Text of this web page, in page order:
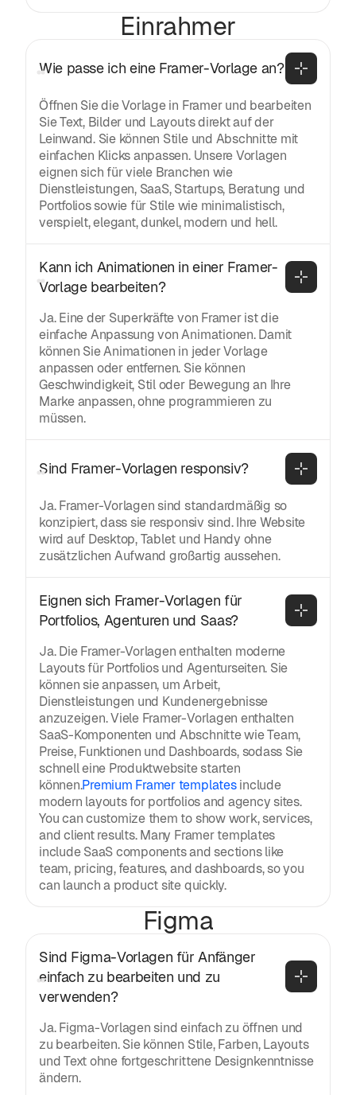
Einrahmer
Wie passe ich eine Framer-Vorlage an?
Öffnen Sie die Vorlage in Framer und bearbeiten
Sie Text, Bilder und Layouts direkt auf der
Leinwand. Sie können Stile und Abschnitte mit
einfachen Klicks anpassen. Unsere Vorlagen
eignen sich für viele Branchen wie
Dienstleistungen, SaaS, Startups, Beratung und
Portfolios sowie für Stile wie minimalistisch,
verspielt, elegant, dunkel, modern und hell.
Kann ich Animationen in einer Framer-
Vorlage bearbeiten?
Ja. Eine der Superkräfte von Framer ist die
einfache Anpassung von Animationen. Damit
können Sie Animationen in jeder Vorlage
anpassen oder entfernen. Sie können
Geschwindigkeit, Stil oder Bewegung an Ihre
Marke anpassen, ohne programmieren zu
müssen.
Sind Framer-Vorlagen responsiv?
Ja. Framer-Vorlagen sind standardmäßig so
konzipiert, dass sie responsiv sind. Ihre Website
wird auf Desktop, Tablet und Handy ohne
zusätzlichen Aufwand großartig aussehen.
Eignen sich Framer-Vorlagen für
Portfolios, Agenturen und Saas?
Ja. Die Framer-Vorlagen enthalten moderne
Layouts für Portfolios und Agenturseiten. Sie
können sie anpassen, um Arbeit,
Dienstleistungen und Kundenergebnisse
anzuzeigen. Viele Framer-Vorlagen enthalten
SaaS-Komponenten und Abschnitte wie Team,
Preise, Funktionen und Dashboards, sodass Sie
schnell eine Produktwebsite starten
können.Premium Framer templatesinclude
modern layouts for portfolios and agency sites.
You can customize them to show work, services,
and client results. Many Framer templates
include SaaS components and sections like
team, pricing, features, and dashboards, so you
can launch a product site quickly.
Figma
Sind Figma-Vorlagen für Anfänger
einfach zu bearbeiten und zu
verwenden?
Ja. Figma-Vorlagen sind einfach zu öffnen und
zu bearbeiten. Sie können Stile, Farben, Layouts
und Text ohne fortgeschrittene Designkenntnisse
ändern.